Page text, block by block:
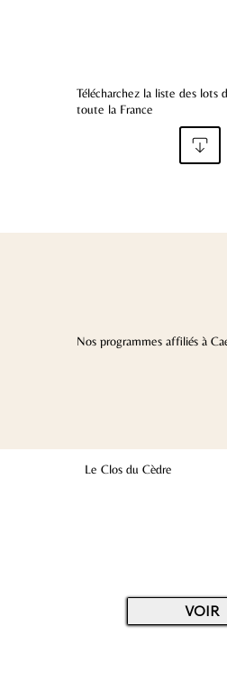
Nos programmes affiliés à
Le Clos du Cèdre
VOIR
Télécharchez la liste des lots
toute la France